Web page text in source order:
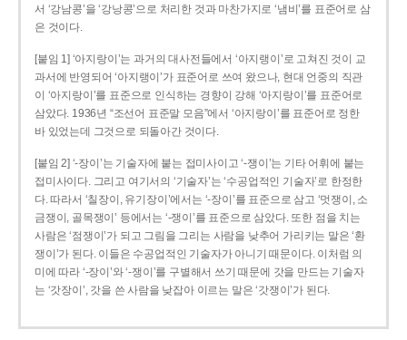
서 ‘강남콩’을 ‘강낭콩’으로 처리한 것과 마찬가지로 ‘냄비’를 표준어로 삼
은 것이다.
[붙임 1] ‘아지랑이’는 과거의 대사전들에서 ‘아지랭이’로 고쳐진 것이 교
과서에 반영되어 ‘아지랭이’가 표준어로 쓰여 왔으나, 현대 언중의 직관
이 ‘아지랑이’를 표준으로 인식하는 경향이 강해 ‘아지랑이’를 표준어로
삼았다. 1936년 “조선어 표준말 모음”에서 ‘아지랑이’를 표준어로 정한
바 있었는데 그것으로 되돌아간 것이다.
[붙임 2] ‘-장이’는 기술자에 붙는 접미사이고 ‘-쟁이’는 기타 어휘에 붙는
접미사이다. 그리고 여기서의 ‘기술자’는 ‘수공업적인 기술자’로 한정한
다. 따라서 ‘칠장이, 유기장이’에서는 ‘-장이’를 표준으로 삼고 ‘멋쟁이, 소
금쟁이, 골목쟁이’ 등에서는 ‘-쟁이’를 표준으로 삼았다. 또한 점을 치는
사람은 ‘점쟁이’가 되고 그림을 그리는 사람을 낮추어 가리키는 말은 ‘환
쟁이’가 된다. 이들은 수공업적인 기술자가 아니기 때문이다. 이처럼 의
미에 따라 ‘-장이’와 ‘-쟁이’를 구별해서 쓰기 때문에 갓을 만드는 기술자
는 ‘갓장이’, 갓을 쓴 사람을 낮잡아 이르는 말은 ‘갓쟁이’가 된다.